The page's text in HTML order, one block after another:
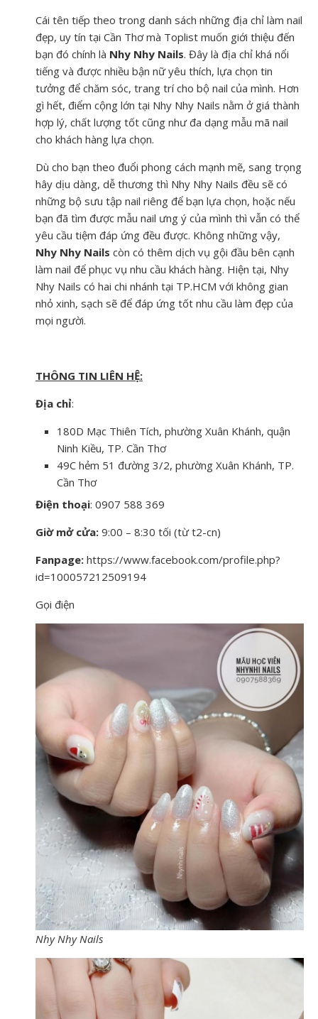
Cái tên tiếp theo trong danh sách những địa chỉ làm nail
đẹp, uy tín tại Cần Thơ mà Toplist muốn giới thiệu đến
bạn đó chính là Nhy Nhy Nails. Đây là địa chỉ khá nổi
tiếng và được nhiều bận nữ yêu thích, lựa chọn tin
tưởng để chăm sóc, trang trí cho bộ nail của mình. Hơn
gì hết, điểm cộng lớn tại Nhy Nhy Nails nằm ở giá thành
hợp lý, chất lượng tốt cũng như đa dạng mẫu mã nail
cho khách hàng lựa chọn.
Dù cho bạn theo đuổi phong cách mạnh mẽ, sang trọng
hây dịu dàng, dễ thương thì Nhy Nhy Nails đều sẽ có
những bộ sưu tập nail riêng để bạn lựa chọn, hoặc nếu
bạn đã tìm được mẫu nail ưng ý của mình thì vẫn có thể
yêu cầu tiệm đáp ứng đều được. Không những vậy,
Nhy Nhy Nails còn có thêm dịch vụ gội đầu bên cạnh
làm nail để phục vụ nhu cầu khách hàng. Hiện tại, Nhy
Nhy Nails có hai chi nhánh tại TP.HCM với không gian
nhỏ xinh, sạch sẽ để đáp ứng tốt nhu cầu làm đẹp của
mọi người.
THÔNG TIN LIÊN HỆ:
Địa chỉ:
180D Mạc Thiên Tích, phường Xuân Khánh, quận
Ninh Kiều, TP. Cần Thơ
49C hẻm 51 đường 3/2, phường Xuân Khánh, TP.
Cần Thơ
Điện thoại: 0907 588 369
Giờ mở cửa: 9:00 – 8:30 tối (từ t2-cn)
Fanpage: https://www.facebook.com/profile.php?
id=100057212509194
Gọi điện
Nhy Nhy Nails